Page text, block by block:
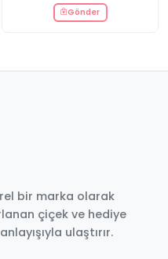
Gönder
bir marka olarak
çiçek ve hediye
ulaştırır.